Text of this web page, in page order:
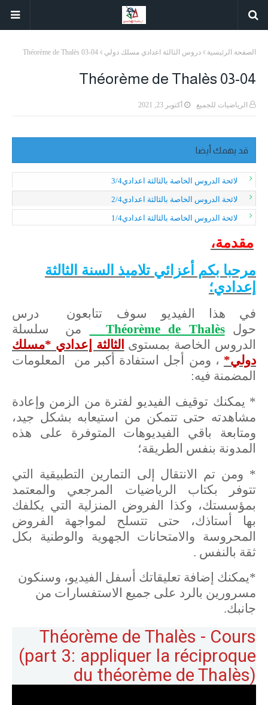
الصفحة الرئيسية دروس الثالثة اعدادي مسلك دولي Théorème de Thalès 03-04
Théorème de Thalès 03-04
الرياضيات للجميع أكتوبر 23, 2021
قد يهمك أيضا
لائحة الدروس الخاصة بالثالثة اعدادي3/4
لائحة الدروس الخاصة بالثالثة اعدادي2/4
لائحة الدروس الخاصة بالثالثة اعدادي1/4
مقدمة،
مرحبا بكم أعزائي تلاميذ السنة الثالثة
إعدادي؛
في هذا الفيديو سوف تتابعون درس
حولThéorème de Thalès
من سلسلة
الدروس الخاصة بمستوى الثالثة إعدادي *مسلك
دولي* ، ومن أجل استفادة أكبر من المعلومات
المضمنة فيه:
* يمكنك توقيف الفيديو لفترة من الزمن وإعادة
مشاهدته حتى تتمكن من استيعابه بشكل جيد،
ومتابعة باقي الفيديوهات المتوفرة على هذه
المدونة بنفس الطريقة؛
* ومن تم الانتقال إلى التمارين التطبيقية التي
تتوفر بكتاب الرياضيات المرجعي والمعتمد
بمؤسستك، وكذا الفروض المنزلية التي يكلفك
بها أستاذك، حتى تتسلح لمواجهة الفروض
المحروسة والامتحانات الجهوية والوطنية بكل
ثقة بالنفس .
*يمكنك إضافة تعليقاتك أسفل الفيديو، وسنكون
مسرورين بالرد على جميع الاستفسارات من
جانبك.
Théorème de Thalès - Cours
(part 3: appliquer la réciproque
du théorème de Thalès)